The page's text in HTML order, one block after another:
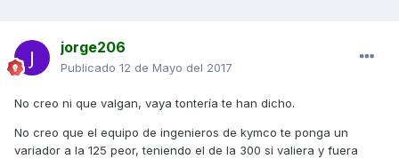
jorge206
Publicado 12 de Mayo del 2017
No creo ni que valgan, vaya tontería te han dicho.
No creo que el equipo de ingenieros de kymco te ponga un
variador a la 125 peor, teniendo el de la 300 si valiera y fuera